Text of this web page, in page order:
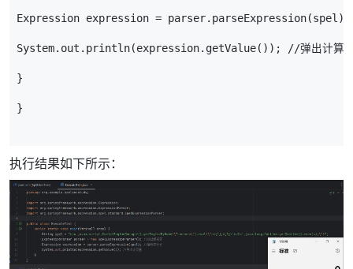
Expression expression = parser. parseExpression(spel);
System. out . println(expression. getValue()); //弹出计算
}
}
执行结果如下所示：